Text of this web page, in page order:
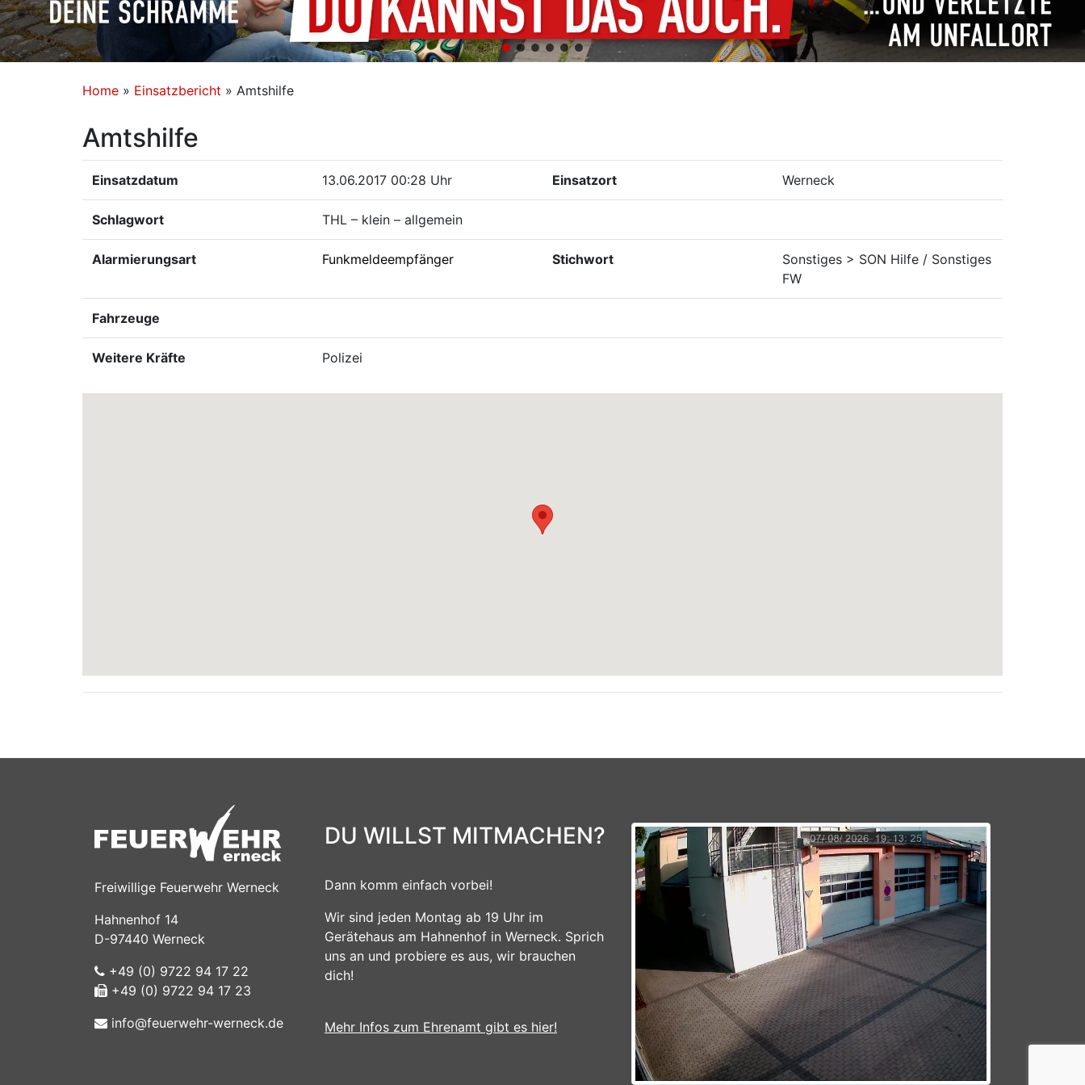
Home » Einsatzbericht » Amtshilfe
Amtshilfe
Einsatzdatum 13.06.2017 00:28 Uhr Einsatzort Werneck
Schlagwort THL – klein – allgemein
Alarmierungsart Funkmeldeempfänger Stichwort
Sonstiges > SON Hilfe / Sonstiges
FW
Fahrzeuge
Weitere Kräfte Polizei
Freiwillige Feuerwehr Werneck
Hahnenhof 14
D-97440 Werneck
+49 (0) 9722 94 17 22
+49 (0) 9722 94 17 23
info@feuerwehr-werneck.de
DU WILLST MITMACHEN?
Dann komm einfach vorbei!
Wir sind jeden Montag ab 19 Uhr im
Gerätehaus am Hahnenhof in Werneck. Sprich
uns an und probiere es aus, wir brauchen
dich!
Mehr Infos zum Ehrenamt gibt es hier!